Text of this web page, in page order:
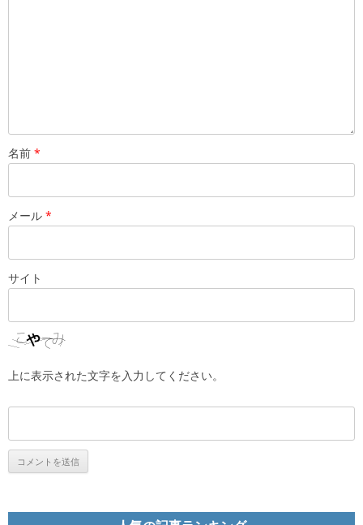
名前 *
メール *
サイト
上に表示された文字を入力してください。